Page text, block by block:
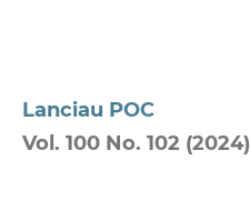
Lanciau POC
Vol. 100 No. 102 (2024)